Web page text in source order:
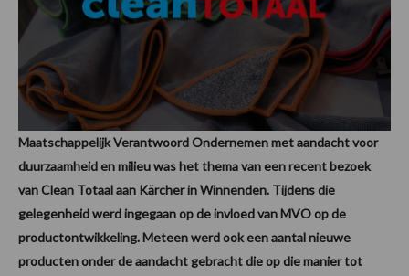
Maatschappelijk Verantwoord Ondernemen met aandacht voor
duurzaamheid en milieu was het thema van een recent bezoek
van Clean Totaal aan Kärcher in Winnenden. Tijdens die
gelegenheid werd ingegaan op de invloed van MVO op de
productontwikkeling. Meteen werd ook een aantal nieuwe
producten onder de aandacht gebracht die op die manier tot